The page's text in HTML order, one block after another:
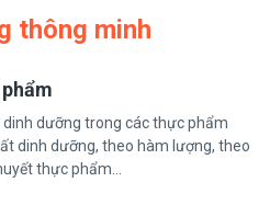
thông minh
dưỡng trong các thực phẩm
dinh dưỡng, theo hàm lượng, theo
thực phẩm...